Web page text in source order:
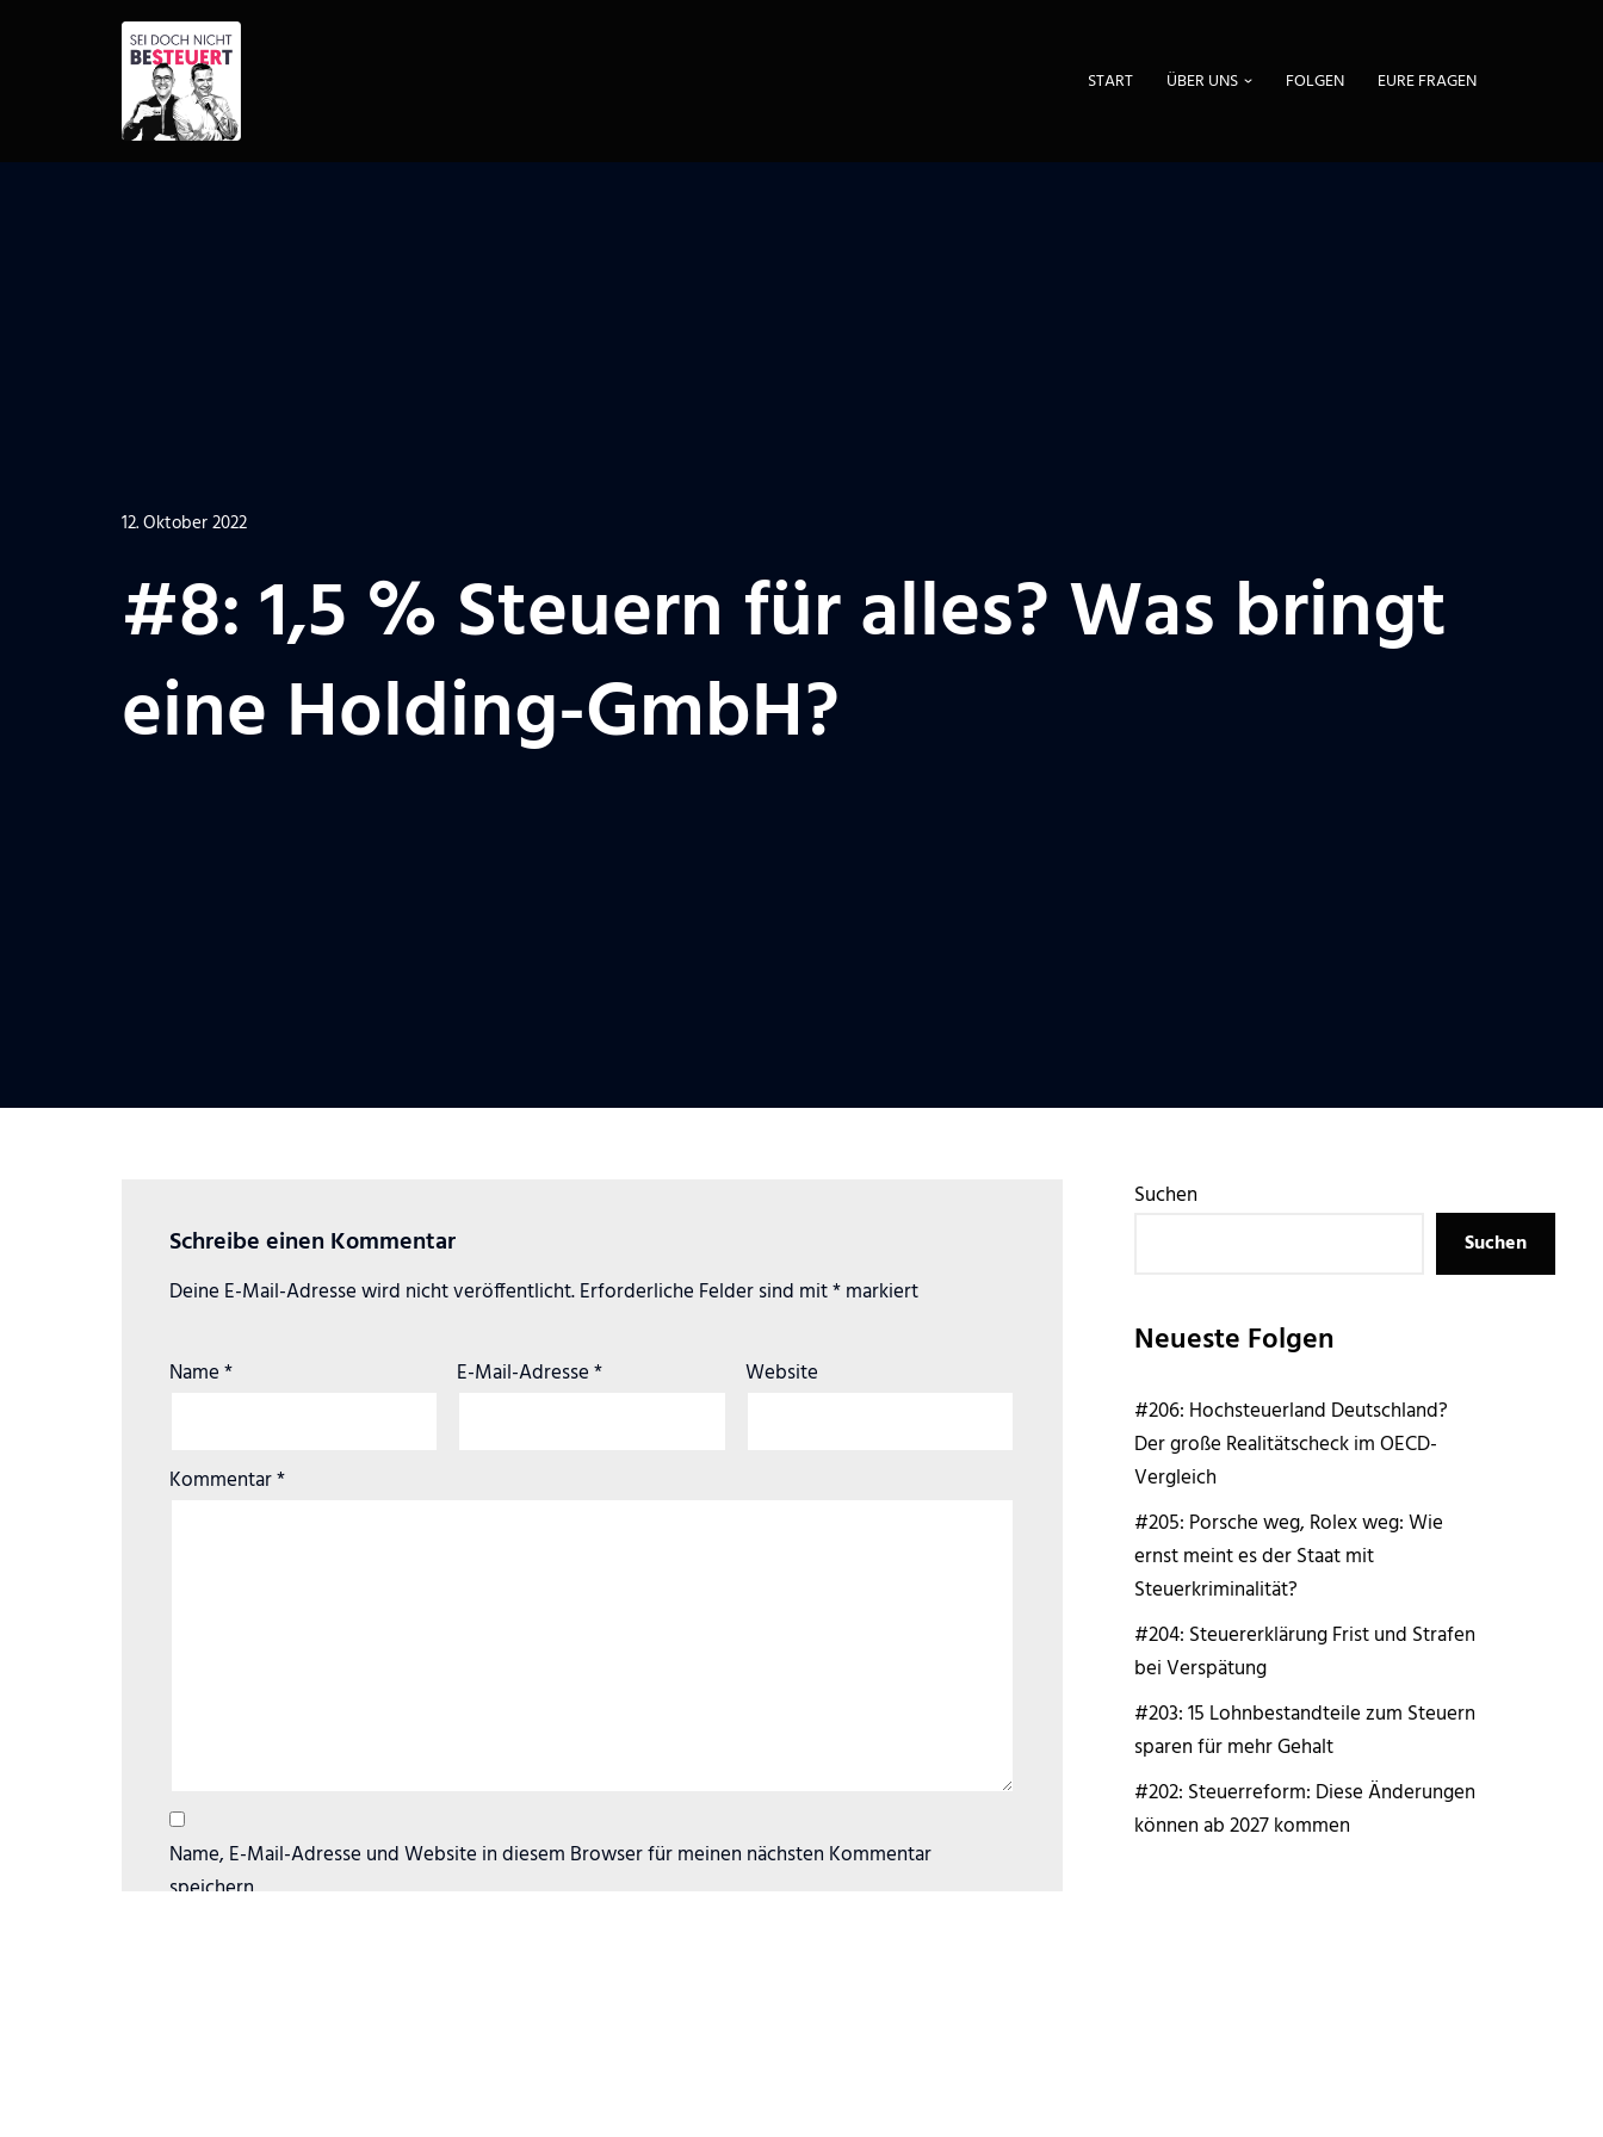
START ÜBER UNS FOLGEN EURE FRAGEN
12. Oktober 2022
#8: 1,5 % Steuern für alles? Was bringt
eine Holding-GmbH?
Schreibe einen Kommentar
Deine E-Mail-Adresse wird nicht veröffentlicht.Erforderliche Felder sind mit*markiert
Name* E-Mail-Adresse* Website
Kommentar*
Name, E-Mail-Adresse und Website in diesem Browser für meinen nächsten Kommentar
speichern.
Suchen
Suchen
Neueste Folgen
#206: Hochsteuerland Deutschland?
Der große Realitätscheck im OECD-
Vergleich
#205: Porsche weg, Rolex weg: Wie
ernst meint es der Staat mit
Steuerkriminalität?
#204: Steuererklärung Frist und Strafen
bei Verspätung
#203: 15 Lohnbestandteile zum Steuern
sparen für mehr Gehalt
#202: Steuerreform: Diese Änderungen
können ab 2027 kommen